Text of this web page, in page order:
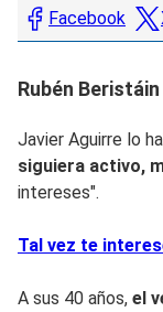
Facebook
Rubén Beristáin
Javier Aguirre lo
siguiera activo,
intereses".
Tal vez te
A sus 40 años, el